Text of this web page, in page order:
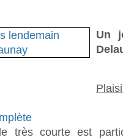
Un
très courte est